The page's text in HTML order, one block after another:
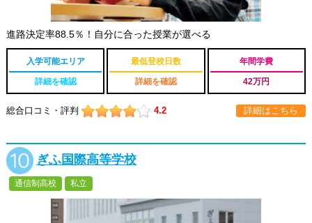
進路決定率88.5％！自分に合った授業が選べる
入学可能エリア
詳細を確認
最低登校日数
詳細を確認
年間学費
42万円
総合口コミ・評判 4.2 詳細はこちら
ぎふ国際高等学校
通信制高校 私立